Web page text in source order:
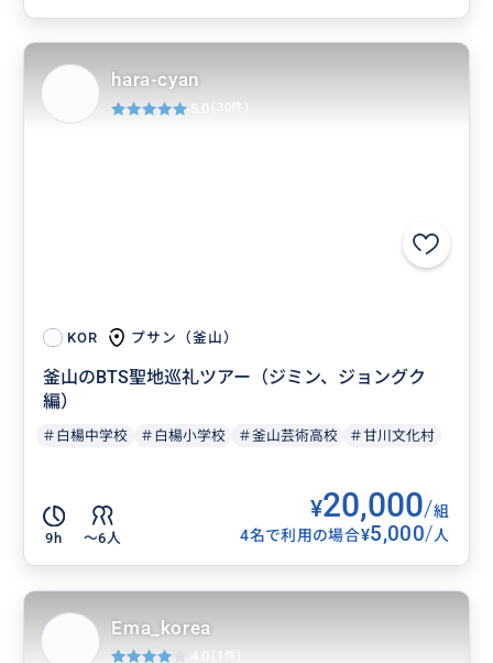
KOR プサン（釜山）
釜山のBTS聖地巡礼ツアー（ジミン、ジョングク
編）
＃白楊中学校 ＃白楊小学校 ＃釜山芸術高校 ＃甘川文化村
9h 〜6人
¥20,000/組
4名で利用の場合¥5,000/人
hara-cyan
5.0 (30件)
Ema_korea
4.0 (1件)